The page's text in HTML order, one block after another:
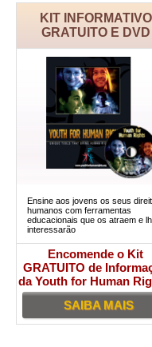
KIT INFORMATIVO
GRATUITO E DVD
Ensine aos jovens os seus
humanos com ferramentas
educacionais que os atraem e
interessarão
Encomende o Kit
GRATUITO de
da Youth for Human
SAIBA MAIS